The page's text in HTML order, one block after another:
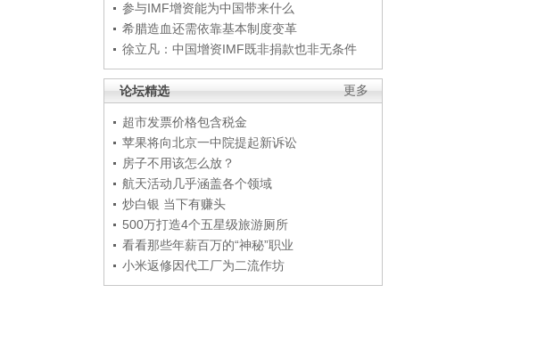
参与IMF增资能为中国带来什么
希腊造血还需依靠基本制度变革
徐立凡：中国增资IMF既非捐款也非无条件
更多
论坛精选
超市发票价格包含税金
苹果将向北京一中院提起新诉讼
房子不用该怎么放？
航天活动几乎涵盖各个领域
炒白银 当下有赚头
500万打造4个五星级旅游厕所
看看那些年薪百万的“神秘”职业
小米返修因代工厂为二流作坊